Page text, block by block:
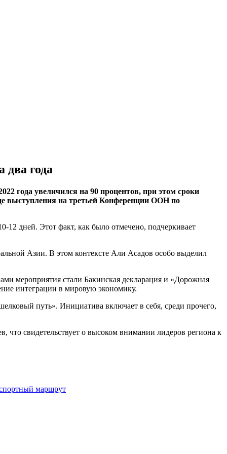
два года
года увеличился на 90 процентов, при этом сроки
выступления на третьей Конференции ООН по
12 дней. Этот факт, как было отмечено, подчеркивает
Азии. В этом контексте Али Асадов особо выделил
мероприятия стали Бакинская декларация и «Дорожная
интеграции в мировую экономику.
путь». Инициатива включает в себя, среди прочего,
что свидетельствует о высоком внимании лидеров региона к
маршрут